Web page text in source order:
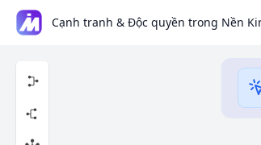
Cạnh tranh & Độc quyền trong Nền